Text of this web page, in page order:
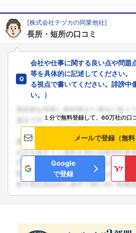
[株式会社テヅカの同業他社]
長所・短所の口コミ
会社や仕事に関する良い点や問題
等を具体的に記述してください。
る視点で書いてください。誹謗中
い。）
１分で無料登録して、60万社の口
メールで登録（無料
Google
で登録